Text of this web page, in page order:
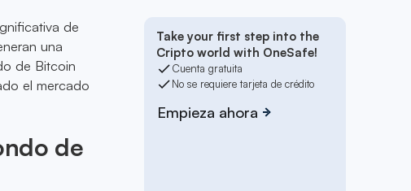
de
una
de Bitcoin
el mercado
de
Take your first step into the
Cripto world with OneSafe!
Cuenta gratuita
No se requiere tarjeta de crédito
Empieza ahora